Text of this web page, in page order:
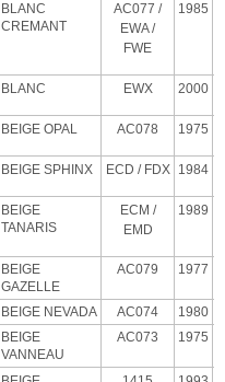
BLANC
CREMANT
AC077 /
EWA /
FWE
1985
BLANC EWX 2000
BEIGE OPAL AC078 1975
BEIGE SPHINX ECD / FDX 1984
BEIGE
TANARIS
ECM /
EMD
1989
BEIGE
GAZELLE
AC079 1977
BEIGE NEVADA AC074
1980
BEIGE
VANNEAU
AC073 1975